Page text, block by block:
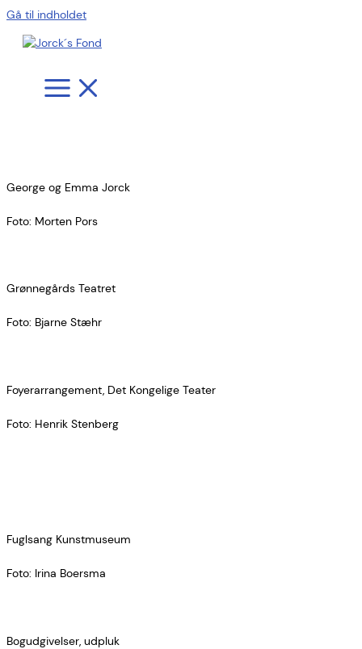
Gå til indholdet
George og Emma Jorck
Foto: Morten Pors
Grønnegårds Teatret
Foto: Bjarne Stæhr
Foyerarrangement, Det Kongelige Teater
Foto: Henrik Stenberg
Fuglsang Kunstmuseum
Foto: Irina Boersma
Bogudgivelser, udpluk